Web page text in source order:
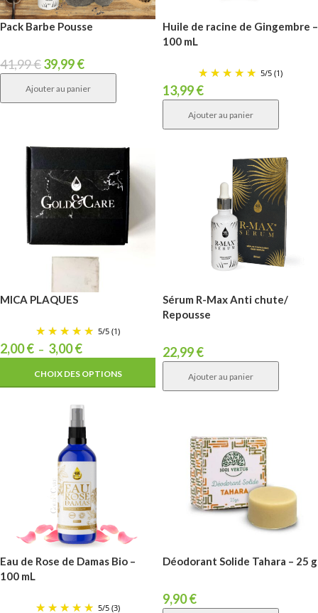
Pack Barbe Pousse
41,99€39,99€
Ajouter au panier
Huile de racine de Gingembre –
100 mL
5/5 (1)
13,99€
Ajouter au panier
MICA PLAQUES
5/5 (1)
2,00€ – 3,00€
CHOIX DES OPTIONS
Sérum R-Max Anti chute/
Repousse
22,99€
Ajouter au panier
Eau de Rose de Damas Bio –
100 mL
5/5 (3)
Déodorant Solide Tahara – 25 g
9,90€